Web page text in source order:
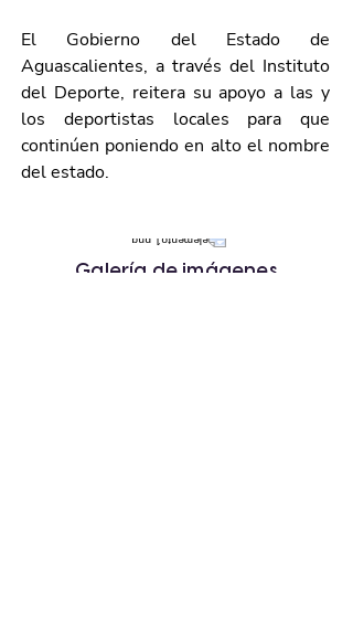
El Gobierno del Estado de
Aguascalientes, a través del Instituto
del Deporte, reitera su apoyo a las y
los deportistas locales para que
continúen poniendo en alto el nombre
del estado.
Galería de imágenes